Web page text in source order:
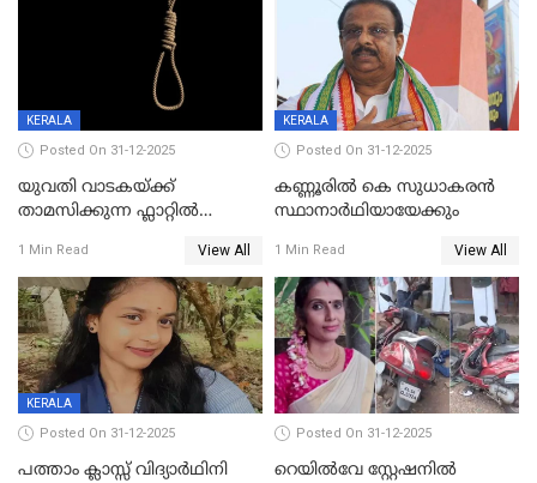
KERALA
Posted On 31-12-2025
യുവതി വാടകയ്ക്ക്
താമസിക്കുന്ന ഫ്ലാറ്റില്‍
സംഭവം കൈതപ്പൊയിലില്‍
1 Min Read View All
KERALA
Posted On 31-12-2025
കണ്ണൂരിൽ കെ സുധാകരൻ
സ്ഥാനാർഥിയായേക്കും
1 Min Read View All
KERALA
Posted On 31-12-2025
പത്താം ക്ലാസ്സ് വിദ്യാര്‍ഥിനി
Posted On 31-12-2025
റെയിൽവേ സ്റ്റേഷനിൽ